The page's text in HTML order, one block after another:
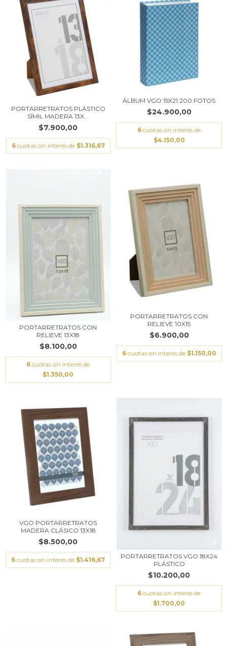
PORTARRETRATOS PLÁSTICO
SÍMIL MADERA 13X...
$7.900,00
6 cuotas sin interés de $1.316,67
ÁLBUM VGO 15X21 200 FOTOS
$24.900,00
6 cuotas sin interés de
$4.150,00
PORTARRETRATOS CON
RELIEVE 13X18
$8.100,00
6 cuotas sin interés de
$1.350,00
PORTARRETRATOS CON
RELIEVE 10X15
$6.900,00
6 cuotas sin interés de $1.150,00
VGO PORTARRETRATOS
MADERA CLÁSICO 13X18
$8.500,00
6 cuotas sin interés de $1.416,67
PORTARRETRATOS VGO 18X24
PLÁSTICO
$10.200,00
6 cuotas sin interés de
$1.700,00